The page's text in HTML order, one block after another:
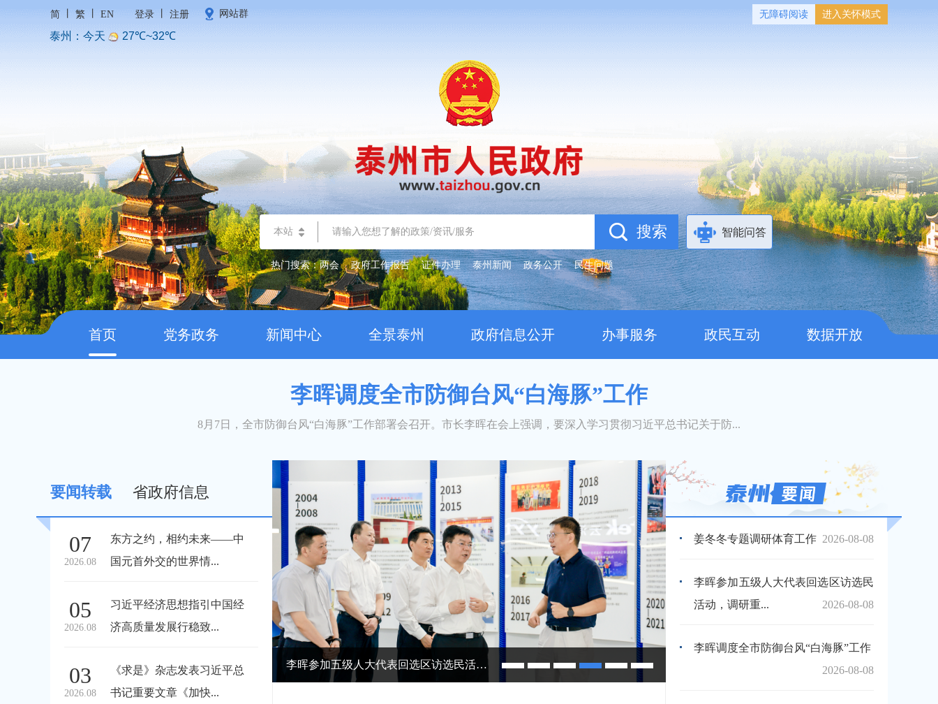
简 繁 EN 登录 注册 网站群 无障碍阅读 进入关怀模式
本站 智能问答
热门搜索：两会 政府工作报告 证件办理 泰州新闻 政务公开 民生问题
首页 党务政务 新闻中心 全景泰州 政府信息公开 办事服务 政民互动 数据开放
李晖调度全市防御台风“白海豚”工作
8月7日，全市防御台风“白海豚”工作部署会召开。市长李晖在会上强调，要深入学习贯彻习近平总书记关于防...
姜冬冬专题调研学习教育开展情况 我市举行“八一”集中慰问活动
要闻转载 省政府信息
07
2026.08
东方之约，相约未来——中
国元首外交的世界情...
05
2026.08
习近平经济思想指引中国经
济高质量发展行稳致...
03
2026.08
《求是》杂志发表习近平总
书记重要文章《加快...
姜冬冬专题调研体育工作 2026-08-08
李晖参加五级人大代表回选区访选民
活动，调研重...
2026-08-08
李晖调度全市防御台风“白海豚”工作
2026-08-08